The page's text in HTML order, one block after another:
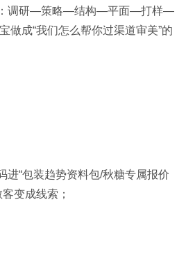
：调研—策略—结构—平面—打样—
做成“我们怎么帮你过渠道审美”的
进“包装趋势资料包/秋糖专属报价
变成线索；